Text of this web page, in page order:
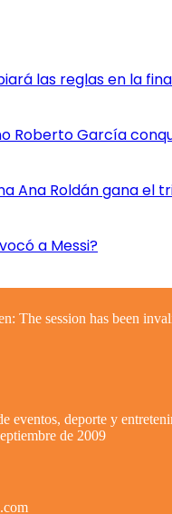
las reglas en la
Roberto García
Ana Roldán gana el
a Messi?
The session has been
eventos, deporte y
de 2009